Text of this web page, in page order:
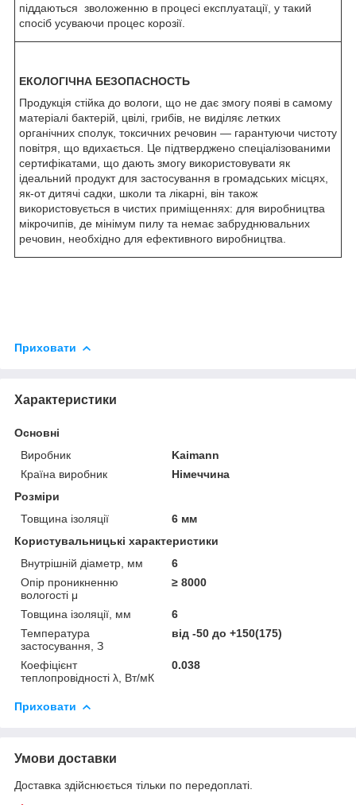
піддаються зволоженню в процесі експлуатації, у такий
спосіб усуваючи процес корозії.
ЕКОЛОГІЧНА БЕЗОПАСНОСТЬ
Продукція стійка до вологи, що не дає змогу появі в самому
матеріалі бактерій, цвілі, грибів, не виділяє летких
органічних сполук, токсичних речовин — гарантуючи чистоту
повітря, що вдихається. Це підтверджено спеціалізованими
сертифікатами, що дають змогу використовувати як
ідеальний продукт для застосування в громадських місцях,
як-от дитячі садки, школи та лікарні, він також
використовується в чистих приміщеннях: для виробництва
мікрочипів, де мінімум пилу та немає забруднювальних
речовин, необхідно для ефективного виробництва.
Приховати
Характеристики
Основні
Виробник
Kaimann
Країна виробник
Німеччина
Розміри
Товщина ізоляції
6 мм
Користувальницькі характеристики
Внутрішній діаметр, мм
6
Опір проникненню
вологості μ
≥ 8000
Товщина ізоляції, мм
6
Температура
застосування, З
від -50 до +150(175)
Коефіцієнт
теплопровідності λ, Вт/мК
0.038
Приховати
Умови доставки
Доставка здійснюється тільки по передоплаті.